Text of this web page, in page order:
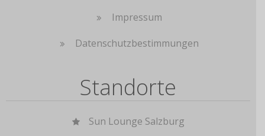
Impressum
Datenschutzbestimmungen
Standorte
Sun Lounge Salzburg